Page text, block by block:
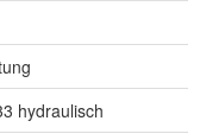
hydraulisch